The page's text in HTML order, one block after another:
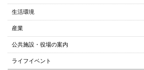
本
メ
生活環境
産業
公共施設・役場の案内
ライフイベント